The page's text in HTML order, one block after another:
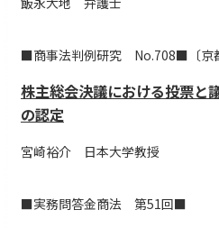
■商事法判例研究 No.708■〔京都
株主総会決議における投票と
の認定
宮崎裕介 日本大学教授
■実務問答金商法 第51回■